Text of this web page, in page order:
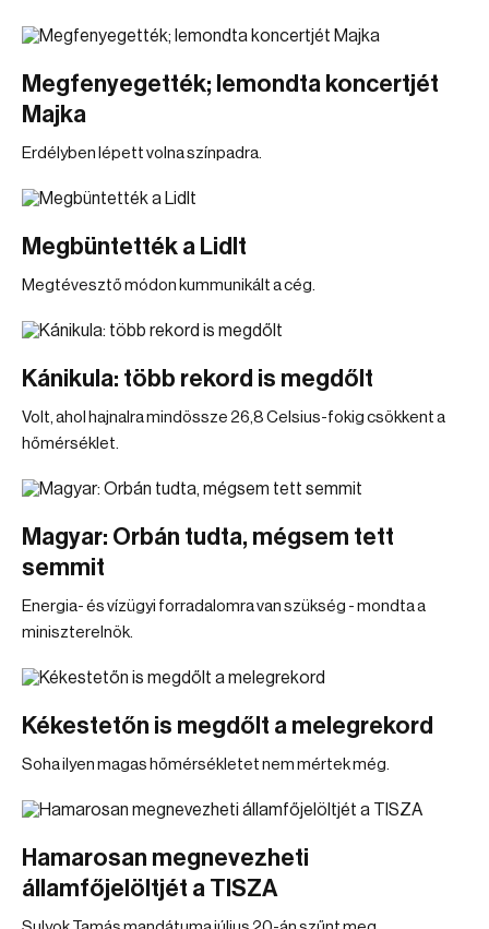
Megfenyegették; lemondta koncertjét
Majka
Erdélyben lépett volna színpadra.
Megbüntették a Lidlt
Megtévesztő módon kummunikált a cég.
Kánikula: több rekord is megdőlt
Volt, ahol hajnalra mindössze 26,8 Celsius-fokig csökkent a
hőmérséklet.
Magyar: Orbán tudta, mégsem tett
semmit
Energia- és vízügyi forradalomra van szükség - mondta a
miniszterelnök.
Kékestetőn is megdőlt a melegrekord
Soha ilyen magas hőmérsékletet nem mértek még.
Hamarosan megnevezheti
államfőjelöltjét a TISZA